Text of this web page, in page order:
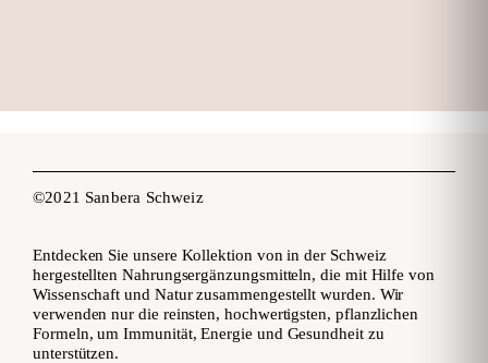
©2021 Sanbera Schweiz
Entdecken Sie unsere Kollektion von in der Schweiz
hergestellten Nahrungsergänzungsmitteln, die mit Hilfe von
Wissenschaft und Natur zusammengestellt wurden. Wir
verwenden nur die reinsten, hochwertigsten, pflanzlichen
Formeln, um Immunität, Energie und Gesundheit zu
unterstützen.